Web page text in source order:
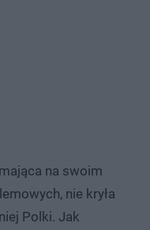
na swoim
nie kryła
Polki. Jak